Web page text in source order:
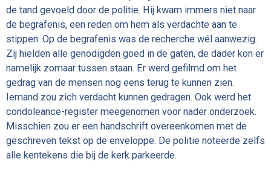
de tand gevoeld door de politie. Hij kwam immers niet naar
de begrafenis, een reden om hem als verdachte aan te
stippen. Op de begrafenis was de recherche wél aanwezig.
Zij hielden alle genodigden goed in de gaten, de dader kon er
namelijk zomaar tussen staan. Er werd gefilmd om het
gedrag van de mensen nog eens terug te kunnen zien.
Iemand zou zich verdacht kunnen gedragen. Ook werd het
condoleance-register meegenomen voor nader onderzoek.
Misschien zou er een handschrift overeenkomen met de
geschreven tekst op de enveloppe. De politie noteerde zelfs
alle kentekens die bij de kerk parkeerde.